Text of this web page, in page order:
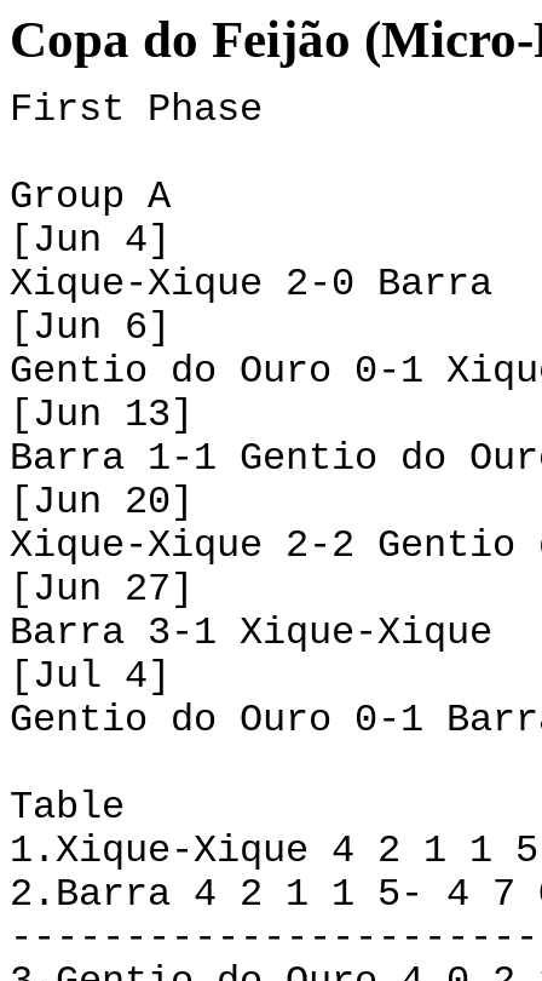
Copa do Feijão
First Phase
Group A
[Jun 4]
Xique-Xique 2-0 Barra
[Jun 6]
Gentio do Ouro 0-1
[Jun 13]
Barra 1-1 Gentio do
[Jun 20]
Xique-Xique 2-2 Gentio
[Jun 27]
Barra 3-1 Xique-Xique
[Jul 4]
Gentio do Ouro 0-1
Table
1.Xique-Xique 4 2 1 1
2.Barra 4 2 1 1 5- 4 7